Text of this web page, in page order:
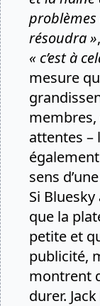
résoudra »
« c’est à
mesure
membres,
attentes –
sens
Si
que la
petite et
publicité,
montrent
durer.